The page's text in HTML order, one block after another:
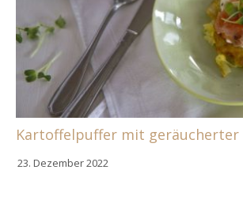
Kartoffelpuffer mit geräucherter
23. Dezember 2022